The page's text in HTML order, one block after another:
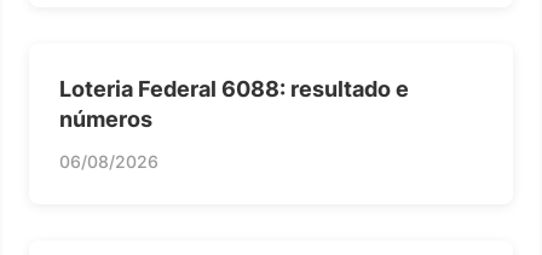
Loteria Federal 6088: resultado e
números
06/08/2026